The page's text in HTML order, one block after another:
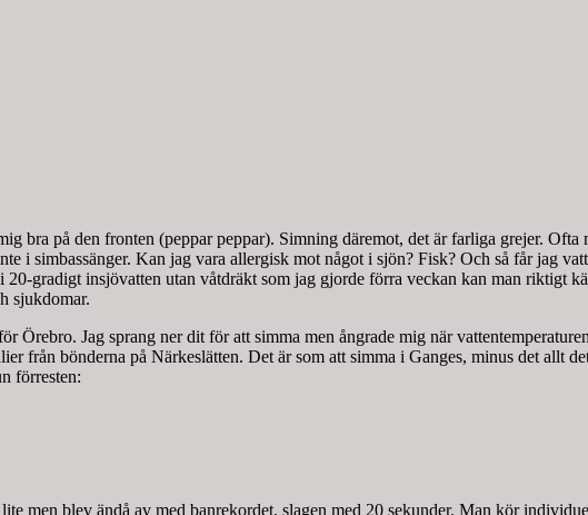
bra på den fronten (peppar peppar). Simning däremot, det är farliga grejer.
i simbassänger. Kan jag vara allergisk mot något i sjön? Fisk? Och så får jag
gradigt insjövatten utan våtdräkt som jag gjorde förra veckan kan man riktigt
sjukdomar.
Jag sprang ner dit för att simma men ångrade mig när
från bönderna på Närkeslätten. Det är som att simma i Ganges, minus det allt
förresten:
men blev ändå av med banrekordet, slagen med 20 sekunder. Man kör